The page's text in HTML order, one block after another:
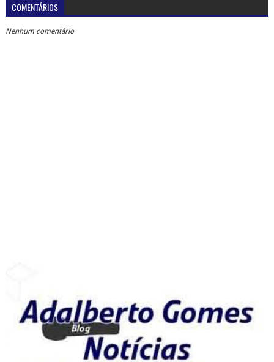
COMENTÁRIOS
Nenhum comentário